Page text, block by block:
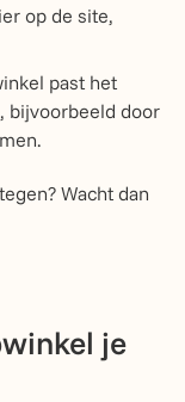
op de site,
past het
bijvoorbeeld door
Wacht dan
je